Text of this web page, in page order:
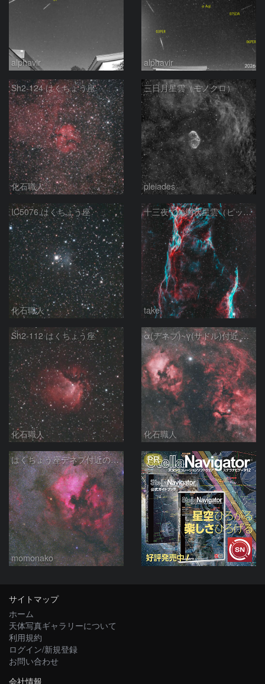
alphavir alphavir
Sh2-124 はくちょう座
化石職人
三日月星雲（モノクロ）
pleiades
IC5076 はくちょう座
化石職人
十三夜での網状星雲（ピッカリングの三角）
take
Sh2-112 はくちょう座
化石職人
α(デネブ)~γ(サドル)付近 NGC7000 北アメリカ星雲 IC5067~5070 ペリカン星雲 はくちょう座
化石職人
はくちょう座デネブ付近の空域 260720
momonako
PR
サイトマップ
ホーム
天体写真ギャラリーについて
利用規約
ログイン/新規登録
お問い合わせ
会社情報